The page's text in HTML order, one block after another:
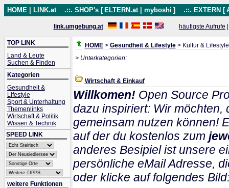
HOME LINK.at .::. SHOP's [ ELTERN.at myboshi ] .::. EXTERN [
link.umgebung.at häufigste Aufrufe
TOP LINK
Land & Leute
Suchen & Finden
Kategorien
Gesundheit &
Lifestyle
Sport & Unterhaltung
Themenlinks
Wirtschaft & Politik
Wissen & Technik
SPEED LINK
weitere Funktionen
HOME> Gesundheit & Lifestyle> Kultur & Lifestyle
> Unterkategorien:
Wirtschaft & Einkauf
Willkomen!Open Source
dazu inspiriert: Wir möchten,
gemeinsam nutzen können!
auf der du kostenlos zum
anderes Besipiel ist unsere
persönliche eMail Adresse,
oder klicke auf folgendes